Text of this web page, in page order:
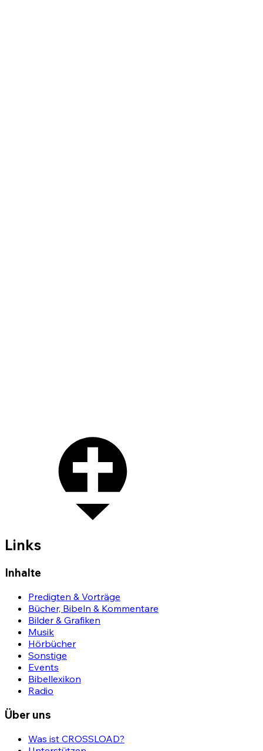
Links
Inhalte
Predigten & Vorträge
Bücher, Bibeln & Kommentare
Bilder & Grafiken
Musik
Hörbücher
Sonstige
Events
Bibellexikon
Radio
Über uns
Was ist CROSSLOAD?